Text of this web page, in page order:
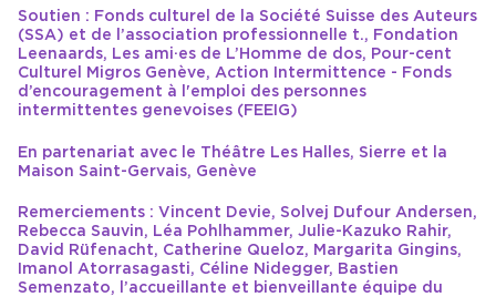
Soutien : Fonds culturel de la Société Suisse des Auteurs
(SSA) et de l’association professionnelle t., Fondation
Leenaards, Les ami·es de L’Homme de dos, Pour-cent
Culturel Migros Genève, Action Intermittence - Fonds
d’encouragement à l'emploi des personnes
intermittentes genevoises (FEEIG)
En partenariat avec le Théâtre Les Halles, Sierre et la
Maison Saint-Gervais, Genève
Remerciements : Vincent Devie, Solvej Dufour Andersen,
Rebecca Sauvin, Léa Pohlhammer, Julie-Kazuko Rahir,
David Rüfenacht, Catherine Queloz, Margarita Gingins,
Imanol Atorrasagasti, Céline Nidegger, Bastien
Semenzato, l’accueillante et bienveillante équipe du